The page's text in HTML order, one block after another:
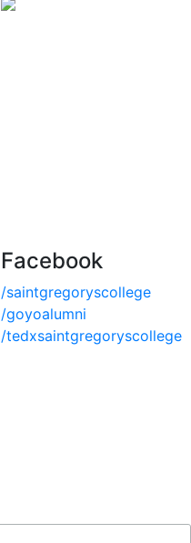
Facebook
/saintgregoryscollege
/goyoalumni
/tedxsaintgregoryscollege